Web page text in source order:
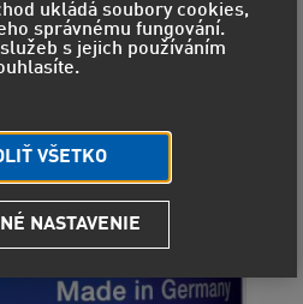
ukládá soubory cookies,
správnému fungování.
s jejich používáním
VŠETKO
NASTAVENIE